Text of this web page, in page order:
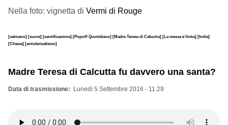
Nella foto: vignetta di Vermi di Rouge
[vaticano] [suore] [santificazione] [Popoff Quotidiano] [Madre Teresa di Calcutta] [La messa è finita] [India]
[Chiesa] [anticlericalismo]
Madre Teresa di Calcutta fu davvero una santa?
Data di trasmissione Lunedì 5 Settembre 2016 - 11:29